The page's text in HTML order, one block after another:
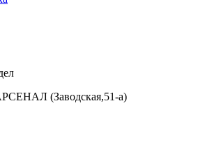
(Заводская,51-а)